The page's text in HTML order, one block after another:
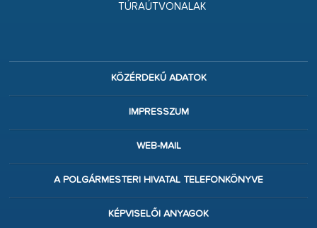
TÚRAÚTVONALAK
KÖZÉRDEKŰ ADATOK
IMPRESSZUM
WEB-MAIL
A POLGÁRMESTERI HIVATAL TELEFONKÖNYVE
KÉPVISELŐI ANYAGOK